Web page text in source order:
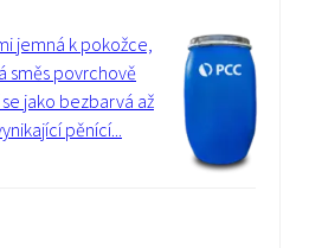
jemná k pokožce,
směs povrchově
jako bezbarvá až
pěnící...